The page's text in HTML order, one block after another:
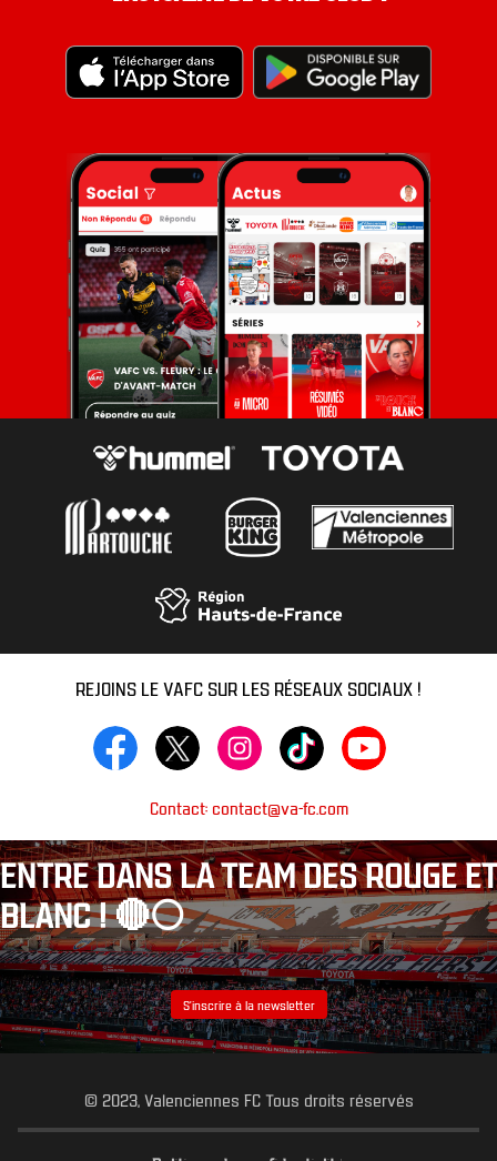
REJOINS LE VAFC SUR LES RÉSEAUX SOCIAUX !
Contact: contact@va-fc.com
ENTRE DANS LA TEAM DES ROUGE ET
BLANC ! 🔴⚪️
S’inscrire à la newsletter
© 2023, Valenciennes FC Tous droits réservés